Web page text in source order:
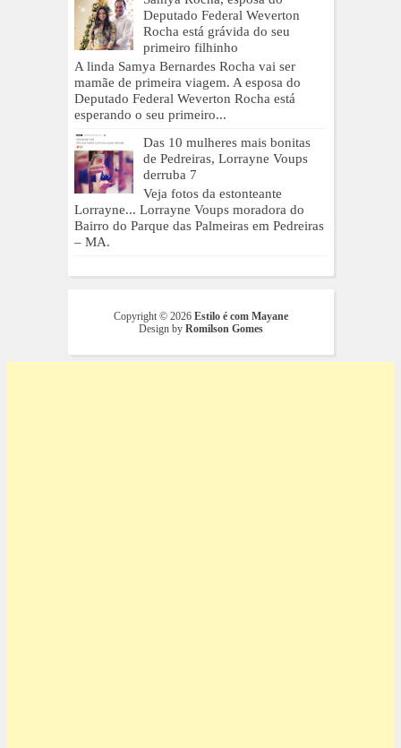
Deputado Federal Weverton
Rocha está grávida do seu
primeiro filhinho
A linda Samya Bernardes Rocha vai ser
mamãe de primeira viagem. A esposa do
Deputado Federal Weverton Rocha está
esperando o seu primeiro...
Das 10 mulheres mais bonitas
de Pedreiras, Lorrayne Voups
derruba 7
Veja fotos da estonteante
Lorrayne... Lorrayne Voups moradora do
Bairro do Parque das Palmeiras em Pedreiras
– MA.
Copyright © 2026 Estilo é com Mayane
Design by Romilson Gomes